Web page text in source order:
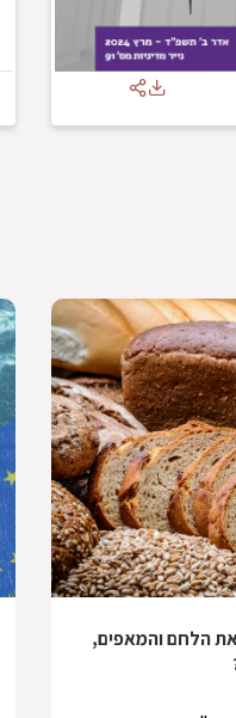
הלחם והמאפים,